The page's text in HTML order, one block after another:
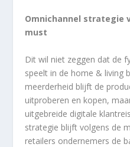
Omnichannel strategie
must
Dit wil niet zeggen dat de
speelt in de home & living
meerderheid blijft de
uitproberen en kopen,
uitgebreide digitale
strategie blijft volgens de
retailers ondernemers de